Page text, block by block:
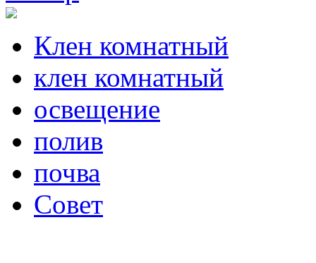
Клен комнатный
клен комнатный
освещение
полив
почва
Совет